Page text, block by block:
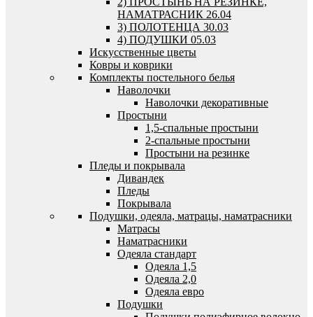
НАМАТРАСНИК 26.04
3) ПОЛОТЕНЦА 30.03
4) ПОДУШКИ 05.03
Искусственные цветы
Ковры и коврики
Комплекты постельного белья
Наволочки
Наволочки декоративные
Простыни
1,5-спальные простыни
2-спальные простыни
Простыни на резинке
Пледы и покрывала
Дивандек
Пледы
Покрывала
Подушки, одеяла, матрацы, наматрасники
Матрасы
Наматрасники
Одеяла стандарт
Одеяла 1,5
Одеяла 2,0
Одеяла евро
Подушки